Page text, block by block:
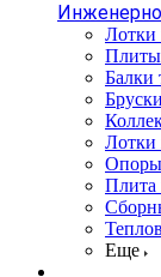
Лотки
Плиты
Балки
Лотки
Плита
Еще